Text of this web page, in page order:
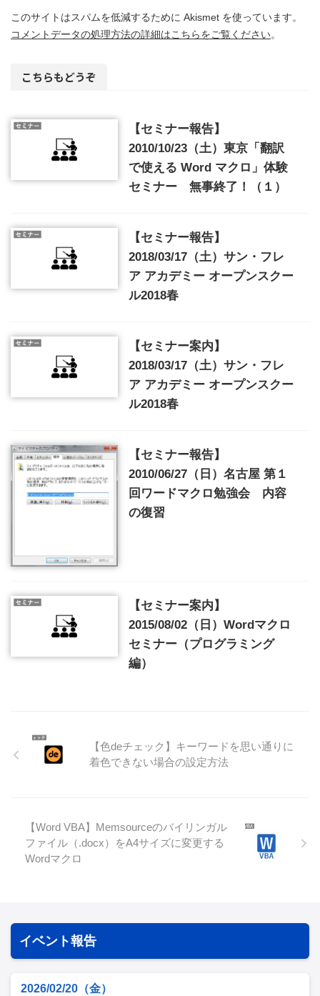
このサイトはスパムを低減するために Akismet を使っています。
コメントデータの処理方法の詳細はこちらをご覧ください。
こちらもどうぞ
【セミナー報告】
2010/10/23（土）東京「翻訳
で使える Word マクロ」体験
セミナー 無事終了！（１）
【セミナー報告】
2018/03/17（土）サン・フレ
ア アカデミー オープンスクー
ル2018春
【セミナー案内】
2018/03/17（土）サン・フレ
ア アカデミー オープンスクー
ル2018春
【セミナー報告】
2010/06/27（日）名古屋 第１
回ワードマクロ勉強会 内容
の復習
【セミナー案内】
2015/08/02（日）Wordマクロ
セミナー（プログラミング
編）
【色deチェック】キーワードを思い通りに
着色できない場合の設定方法
【Word VBA】Memsourceのバイリンガル
ファイル（.docx）をA4サイズに変更する
Wordマクロ
イベント報告
2026/02/20（金）